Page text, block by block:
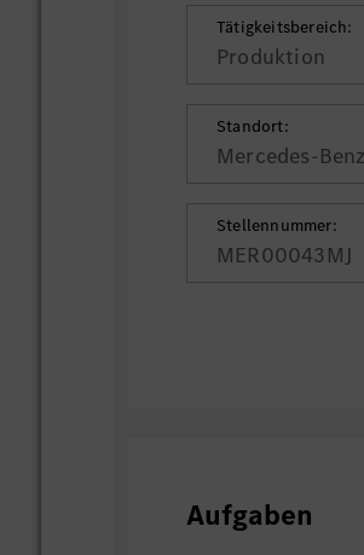
Tätigkeitsbereich:
Produktion
Standort:
Mercedes-
Stellennummer:
MER00043MJ
Aufgaben